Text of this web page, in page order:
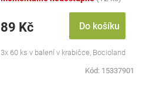
89 Kč Do košíku
3x 60 ks v balení v krabičce, Bocioland
Kód: 15337901